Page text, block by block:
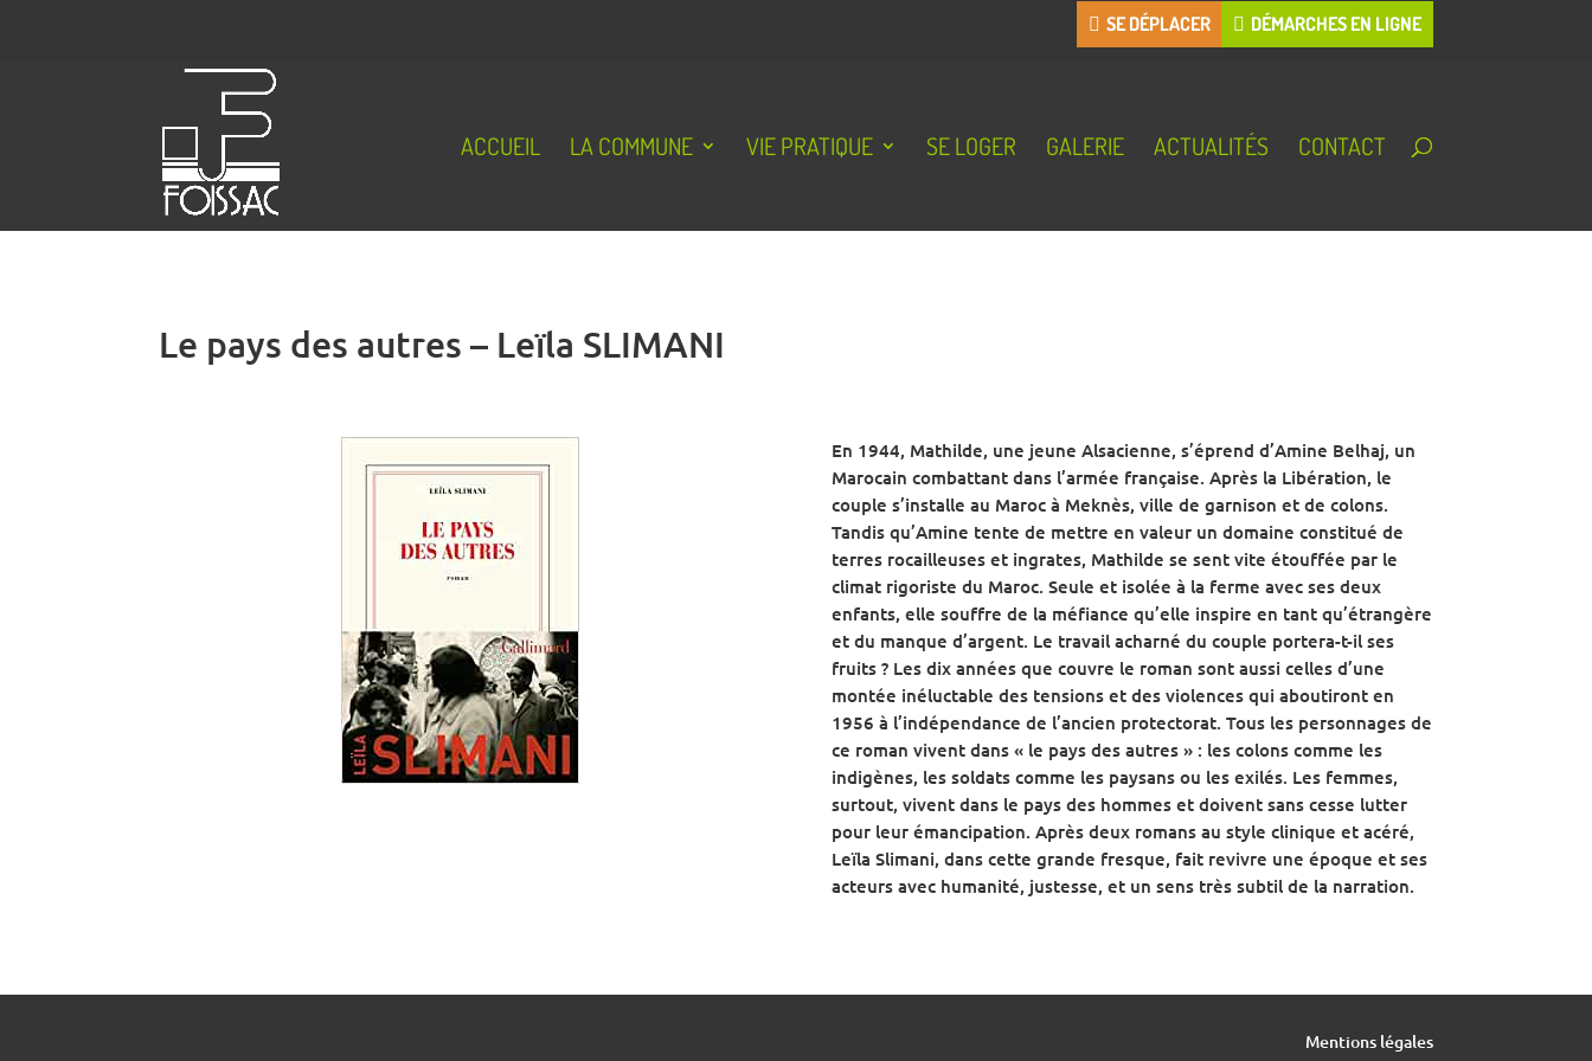
SE DÉPLACER DÉMARCHES EN LIGNE
ACCUEIL LA COMMUNE VIE PRATIQUE SE LOGER GALERIE ACTUALITÉS CONTACT
Le pays des autres – Leïla SLIMANI
En 1944, Mathilde, une jeune Alsacienne, s’éprend d’Amine Belhaj, un
Marocain combattant dans l’armée française. Après la Libération, le
couple s’installe au Maroc à Meknès, ville de garnison et de colons.
Tandis qu’Amine tente de mettre en valeur un domaine constitué de
terres rocailleuses et ingrates, Mathilde se sent vite étouffée par le
climat rigoriste du Maroc. Seule et isolée à la ferme avec ses deux
enfants, elle souffre de la méfiance qu’elle inspire en tant qu’étrangère
et du manque d’argent. Le travail acharné du couple portera-t-il ses
fruits ? Les dix années que couvre le roman sont aussi celles d’une
montée inéluctable des tensions et des violences qui aboutiront en
1956 à l’indépendance de l’ancien protectorat. Tous les personnages de
ce roman vivent dans « le pays des autres » : les colons comme les
indigènes, les soldats comme les paysans ou les exilés. Les femmes,
surtout, vivent dans le pays des hommes et doivent sans cesse lutter
pour leur émancipation. Après deux romans au style clinique et acéré,
Leïla Slimani, dans cette grande fresque, fait revivre une époque et ses
acteurs avec humanité, justesse, et un sens très subtil de la narration.
Mentions légales